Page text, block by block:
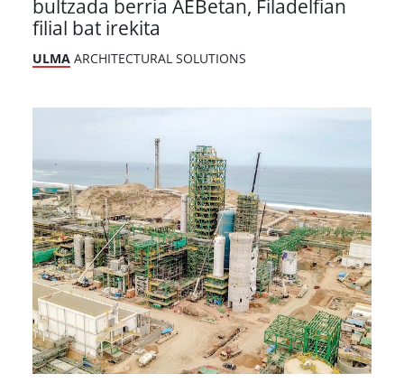
bultzada berria AEBetan, Filadelfian
filial bat irekita
ULMA ARCHITECTURAL SOLUTIONS